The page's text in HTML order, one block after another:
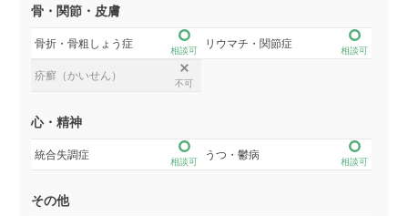
骨・関節・皮膚
骨折・骨粗しょう症
相談可
リウマチ・関節症
相談可
疥癬（かいせん）
不可
心・精神
統合失調症
相談可
うつ・鬱病
相談可
その他